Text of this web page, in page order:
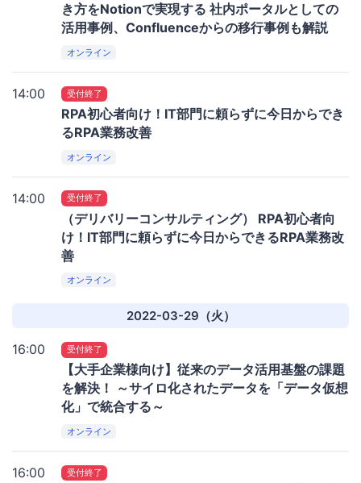
き方をNotionで実現する 社内ポータルとしての
活用事例、Confluenceからの移行事例も解説
オンライン
14:00 受付終了
RPA初心者向け！IT部門に頼らずに今日からでき
るRPA業務改善
オンライン
14:00 受付終了
（デリバリーコンサルティング） RPA初心者向
け！IT部門に頼らずに今日からできるRPA業務改
善
オンライン
2022-03-29（火）
16:00 受付終了
【大手企業様向け】従来のデータ活用基盤の課題
を解決！ ～サイロ化されたデータを「データ仮想
化」で統合する～
オンライン
16:00 受付終了